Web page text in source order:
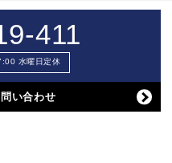
411
水曜日定休
い合わせ